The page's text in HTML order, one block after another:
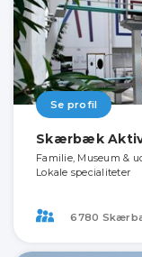
Se profil
Skærbæk
Familie, Museum &
Lokale specialiteter
6780